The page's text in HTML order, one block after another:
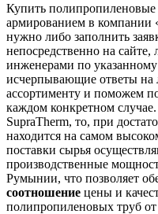
Купить полипропиленовые
армированием в компании
нужно либо заполнить
непосредственно на сайте,
инженерами по
исчерпывающие ответы
ассортименту и поможем
каждом конкретном случае.
SupraTherm, то, при
находится на самом
поставки сырья
производственные
Румынии, что позволяет
соотношение цены и
полипропиленовых труб от